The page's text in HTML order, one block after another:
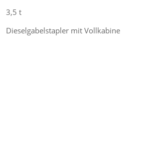
3,5 t
Dieselgabelstapler mit Vollkabine